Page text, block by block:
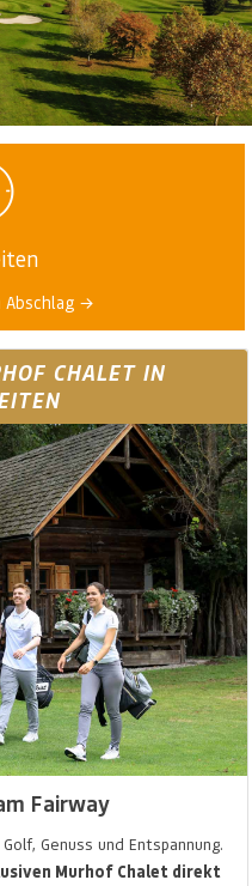
Abschlag →
CHALET IN
Fairway
Genuss und Entspannung.
Murhof Chalet direkt